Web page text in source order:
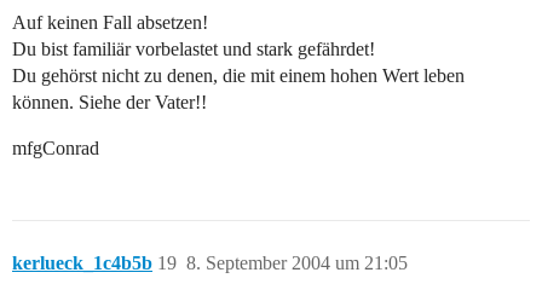
Auf keinen Fall absetzen!
Du bist familiär vorbelastet und stark gefährdet!
Du gehörst nicht zu denen, die mit einem hohen Wert leben
können. Siehe der Vater!!
mfgConrad
kerlueck_1c4b5b 8. September 2004 um 21:05
19